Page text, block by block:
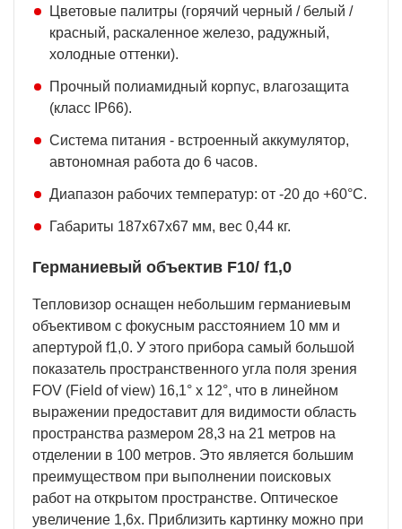
Цветовые палитры (горячий черный / белый /
красный, раскаленное железо, радужный,
холодные оттенки).
Прочный полиамидный корпус, влагозащита
(класс IP66).
Система питания - встроенный аккумулятор,
автономная работа до 6 часов.
Диапазон рабочих температур: от -20 до +60°С.
Габариты 187x67x67 мм, вес 0,44 кг.
Германиевый объектив F10/ f1,0
Тепловизор оснащен небольшим германиевым
объективом с фокусным расстоянием 10 мм и
апертурой f1,0. У этого прибора самый большой
показатель пространственного угла поля зрения
FOV (Field of view) 16,1° х 12°, что в линейном
выражении предоставит для видимости область
пространства размером 28,3 на 21 метров на
отделении в 100 метров. Это является большим
преимуществом при выполнении поисковых
работ на открытом пространстве. Оптическое
увеличение 1,6х. Приблизить картинку можно при